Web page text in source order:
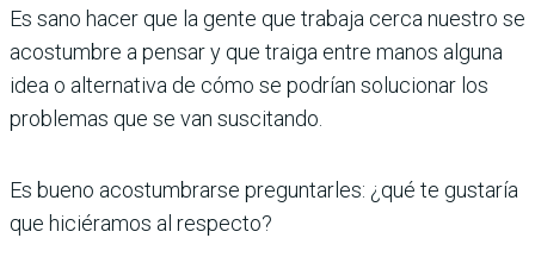
Es sano hacer que la gente que trabaja cerca nuestro se
acostumbre a pensar y que traiga entre manos alguna
idea o alternativa de cómo se podrían solucionar los
problemas que se van suscitando.
Es bueno acostumbrarse preguntarles: ¿qué te gustaría
que hiciéramos al respecto?